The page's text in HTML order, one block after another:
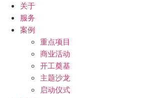
关于
服务
案例
重点项目
商业活动
开工奠基
主题沙龙
启动仪式